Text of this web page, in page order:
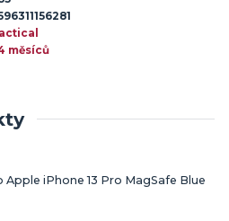
měsíců
iPhone 13 Pro MagSafe Blue